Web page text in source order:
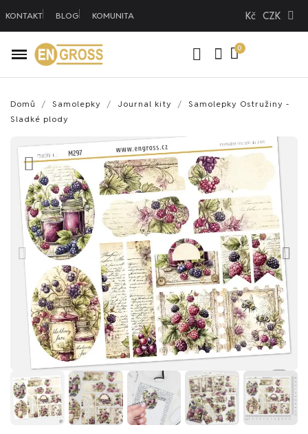
KONTAKT BLOG KOMUNITA Kč CZK
Domů Samolepky Journal kity
Samolepky Ostružiny -
Sladké plody